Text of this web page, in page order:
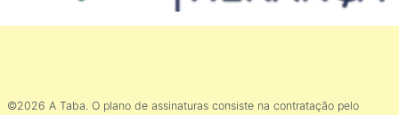
©2026 A Taba. O plano de assinaturas consiste na contratação pelo